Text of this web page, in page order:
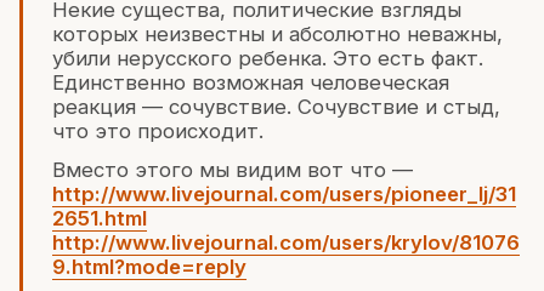
Некие существа, политические взгляды
которых неизвестны и абсолютно неважны,
убили нерусского ребенка. Это есть факт.
Единственно возможная человеческая
реакция — сочувствие. Сочувствие и стыд,
что это происходит.
Вместо этого мы видим вот что —
http://www.livejournal.com/users/pioneer_lj/31
2651.html
http://www.livejournal.com/users/krylov/81076
9.html?mode=reply